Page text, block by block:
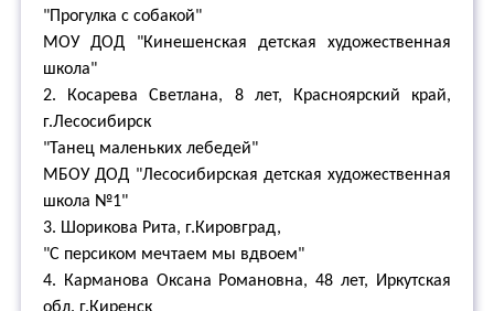
"Прогулка с собакой"
МОУ ДОД "Кинешенская детская художественная
школа"
2. Косарева Светлана, 8 лет, Красноярский край,
г.Лесосибирск
"Танец маленьких лебедей"
МБОУ ДОД "Лесосибирская детская художественная
школа №1"
3. Шорикова Рита, г.Кировград,
"С персиком мечтаем мы вдвоем"
4. Карманова Оксана Романовна, 48 лет, Иркутская